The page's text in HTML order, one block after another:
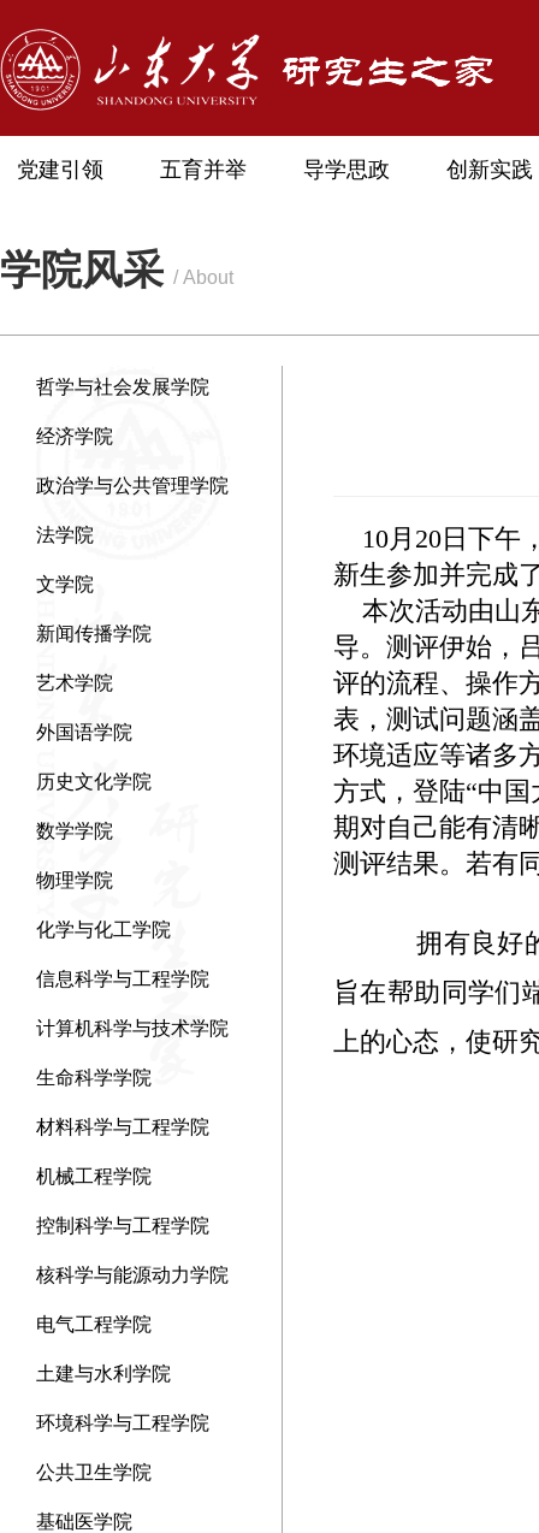
党建引领 五育并举 导学思政 创新实践
学院风采 / About
哲学与社会发展学院
经济学院
政治学与公共管理学院
法学院
文学院
新闻传播学院
艺术学院
外国语学院
历史文化学院
数学学院
物理学院
化学与化工学院
信息科学与工程学院
计算机科学与技术学院
生命科学学院
材料科学与工程学院
机械工程学院
控制科学与工程学院
核科学与能源动力学院
电气工程学院
土建与水利学院
环境科学与工程学院
公共卫生学院
基础医学院
10月20日下午
新生参加并完成
本次活动由山
导。测评伊始，
评的流程、操作
表，测试问题涵
环境适应等诸多
方式，登陆“中
期对自己能有清
测评结果。若有
拥有良好
旨在帮助同学们
上的心态，使研